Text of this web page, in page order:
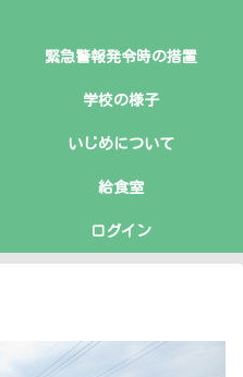
緊急警報発令時の措置
学校の様子
いじめについて
給食室
ログイン